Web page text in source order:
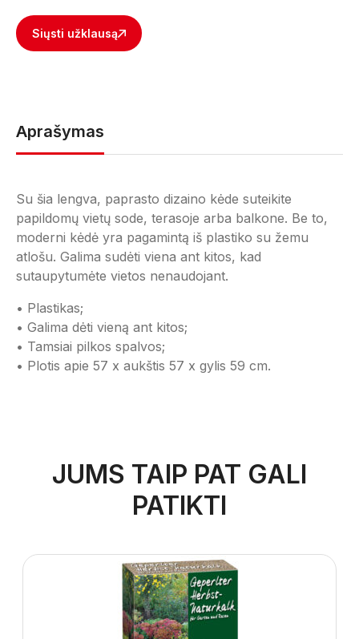
Siųsti užklausą
Aprašymas
Su šia lengva, paprasto dizaino kėde suteikite
papildomų vietų sode, terasoje arba balkone. Be to,
moderni kėdė yra pagamintą iš plastiko su žemu
atlošu. Galima sudėti viena ant kitos, kad
sutaupytumėte vietos nenaudojant.
• Plastikas;
• Galima dėti vieną ant kitos;
• Tamsiai pilkos spalvos;
• Plotis apie 57 x aukštis 57 x gylis 59 cm.
JUMS TAIP PAT GALI
PATIKTI